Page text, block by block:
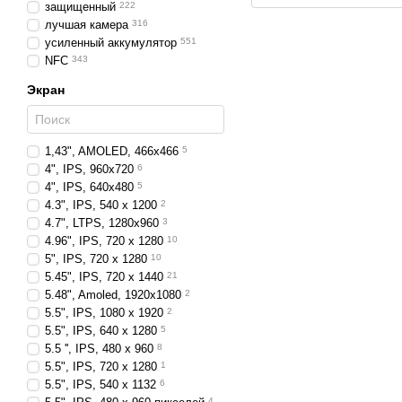
защищенный 222
лучшая камера 316
усиленный аккумулятор 551
NFC 343
Экран
1,43", AMOLED, 466x466 5
4", IPS, 960х720 6
4", IPS, 640х480 5
4.3", IPS, 540 x 1200 2
4.7", LTPS, 1280x960 3
4.96", IPS, 720 х 1280 10
5", IPS, 720 x 1280 10
5.45", IPS, 720 x 1440 21
5.48", Amoled, 1920x1080 2
5.5", IPS, 1080 x 1920 2
5.5", IPS, 640 x 1280 5
5.5 '', IPS, 480 x 960 8
5.5", IPS, 720 x 1280 1
5.5", IPS, 540 x 1132 6